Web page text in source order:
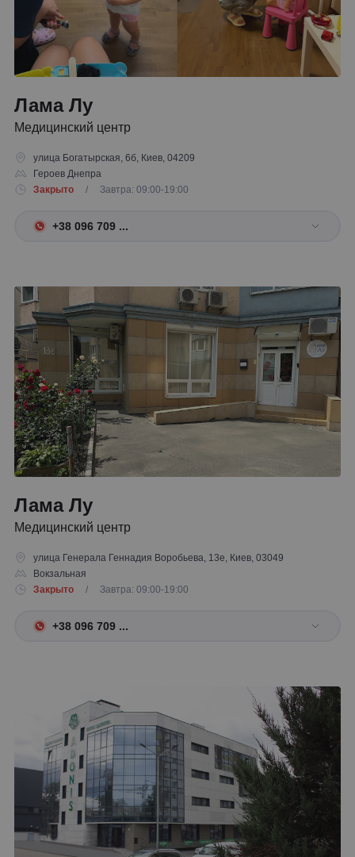
Лама Лу
Медицинский центр
улица Богатырская, 6б, Киев, 04209
Героев Днепра
Закрыто
/ Завтра: 09:00-19:00
+38 096 709 ...
Лама Лу
Медицинский центр
улица Генерала Геннадия Воробьева, 13е, Киев, 03049
Вокзальная
Закрыто
/ Завтра: 09:00-19:00
+38 096 709 ...